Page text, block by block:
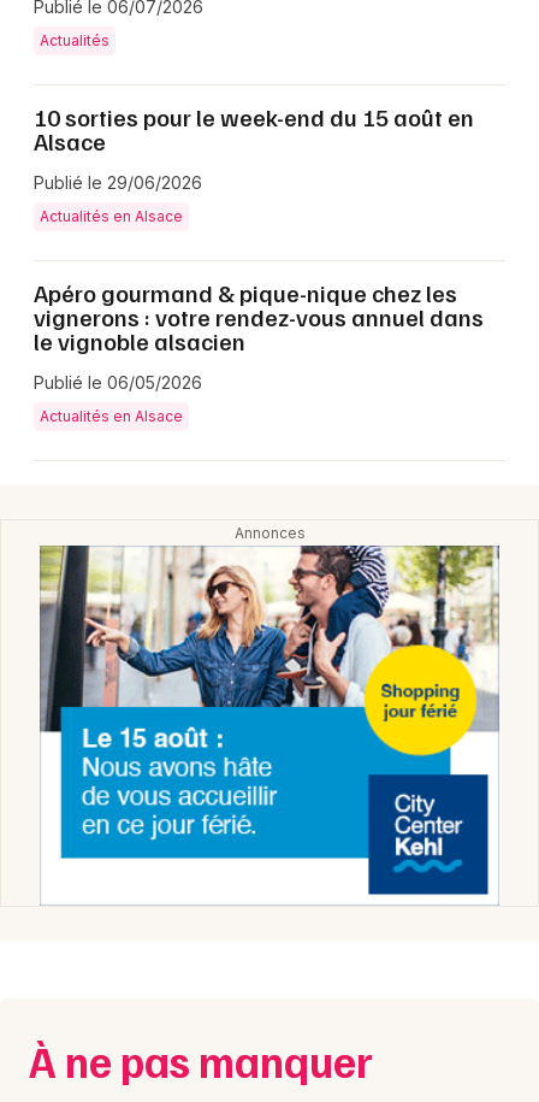
Restaurants
67 - Bas-Rhin
Choisir mes départements
Mon email
Publié le 06/07/2026
Actualités
10 sorties pour le week-end du 15 août en
Alsace
Publié le 29/06/2026
Actualités en Alsace
Apéro gourmand & pique-nique chez les
vignerons : votre rendez-vous annuel dans
le vignoble alsacien
Publié le 06/05/2026
Actualités en Alsace
À ne pas manquer